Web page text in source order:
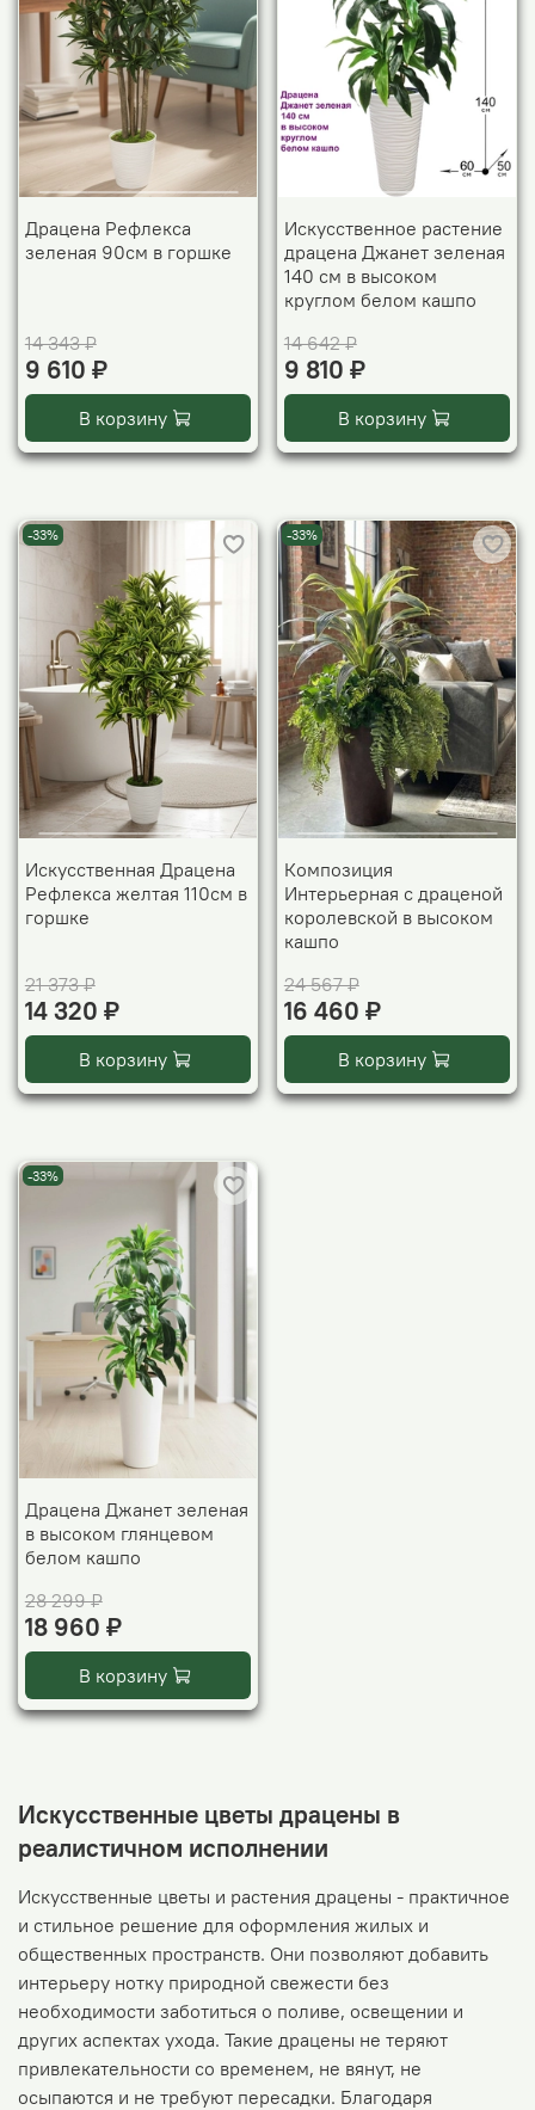
Драцена Рефлекса
зеленая 90см в горшке
14 343 ₽
9 610 ₽
В корзину
Искусственное растение
драцена Джанет зеленая
140 см в высоком
круглом белом кашпо
14 642 ₽
9 810 ₽
В корзину
-33%
Искусственная Драцена
Рефлекса желтая 110см в
горшке
21 373 ₽
14 320 ₽
В корзину
-33%
Композиция
Интерьерная с драценой
королевской в высоком
кашпо
24 567 ₽
16 460 ₽
В корзину
-33%
Драцена Джанет зеленая
в высоком глянцевом
белом кашпо
28 299 ₽
18 960 ₽
В корзину
Искусственные цветы драцены в
реалистичном исполнении
Искусственные цветы и растения драцены - практичное
и стильное решение для оформления жилых и
общественных пространств. Они позволяют добавить
интерьеру нотку природной свежести без
необходимости заботиться о поливе, освещении и
других аспектах ухода. Такие драцены не теряют
привлекательности со временем, не вянут, не
осыпаются и не требуют пересадки. Благодаря